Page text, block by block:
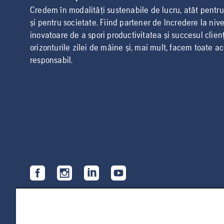
Credem în modalități sustenabile de lucru, atât
și pentru societate. Fiind partener de încredere la
inovatoare de a spori productivitatea și succesul
orizonturile zilei de mâine și, mai mult, facem toate
responsabil.